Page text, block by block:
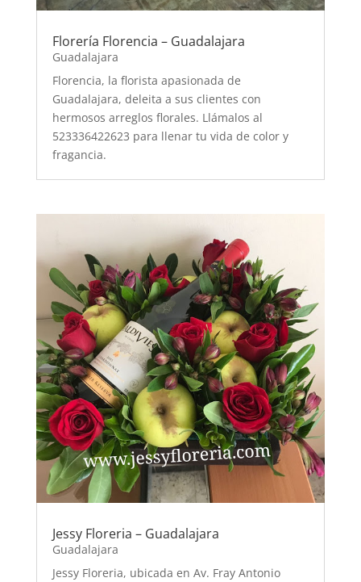
Florería Florencia – Guadalajara
Guadalajara
Florencia, la florista apasionada de
Guadalajara, deleita a sus clientes con
hermosos arreglos florales. Llámalos al
523336422623 para llenar tu vida de color y
fragancia.
Jessy Floreria – Guadalajara
Guadalajara
Jessy Floreria, ubicada en Av. Fray Antonio